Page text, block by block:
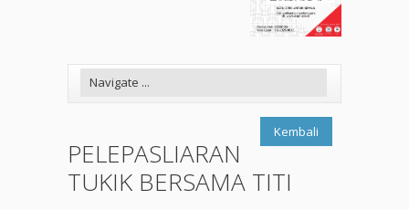
Kembali
PELEPASLIARAN
TUKIK BERSAMA TITI